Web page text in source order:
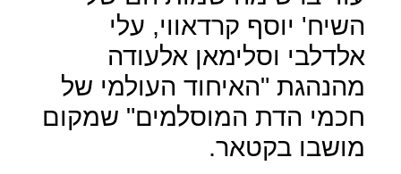
השיח' יוסף קרדאווי, עלי
אלדלבי וסלימאן אלעודה
מהנהגת "האיחוד העולמי של
חכמי הדת המוסלמים" שמקום
מושבו בקטאר.